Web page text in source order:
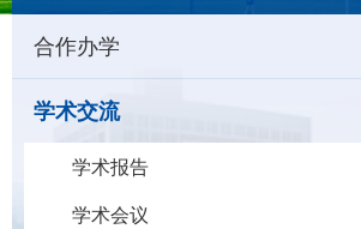
合作办学
学术交流
学术报告
学术会议